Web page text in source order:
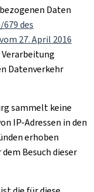
Daten
des
27. April 2016
Datenverkehr
sammelt keine
IP-Adressen in den
erhoben
Besuch dieser